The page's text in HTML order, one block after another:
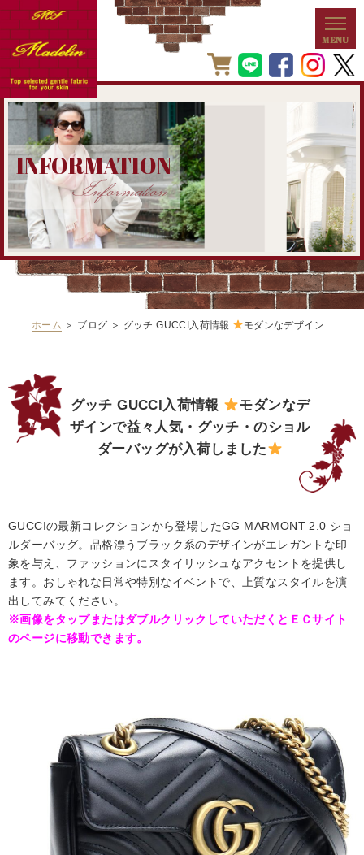
INFORMATION
Information
ホーム ＞ ブログ ＞ グッチ GUCCI入荷情報 モダンなデザイン...
グッチ GUCCI入荷情報
モダンなデ
ザインで益々人気・グッチ・のショル
ダーバッグが入荷しました
GUCCIの最新コレクションから登場したGG MARMONT 2.0 ショ
ルダーバッグ。品格漂うブラック系のデザインがエレガントな印
象を与え、ファッションにスタイリッシュなアクセントを提供し
ます。おしゃれな日常や特別なイベントで、上質なスタイルを演
出してみてください。
※画像をタップまたはダブルクリックしていただくとＥＣサイト
のページに移動できます。